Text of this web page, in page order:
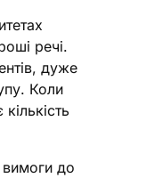
речі.
дуже
Коли
до